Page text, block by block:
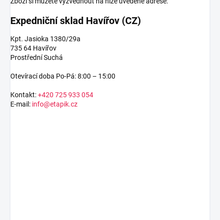
Expedniční sklad Havířov (CZ)
Kpt. Jasioka 1380/29a
735 64 Havířov
Prostřední Suchá
Otevírací doba Po-Pá: 8:00 – 15:00
Kontakt:+420 725 933 054
E-mail: info@etapik.cz